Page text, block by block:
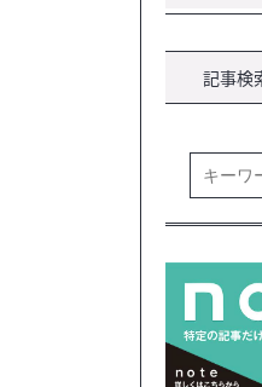
記事検